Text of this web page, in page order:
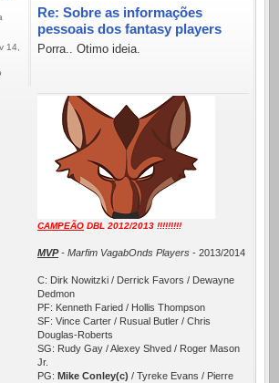
14,
Re: Sobre as informações
pessoais dos fantasy players
Porra.. Otimo ideia.
CAMPEÃO DBL 2012/2013 !!!!!!!!!
MVP- Marfim VagabOnds Players - 2013/2014
C: Dirk Nowitzki / Derrick Favors / Dewayne
Dedmon
PF: Kenneth Faried / Hollis Thompson
SF: Vince Carter / Rusual Butler / Chris
Douglas-Roberts
SG: Rudy Gay / Alexey Shved / Roger Mason
Jr.
PG: Mike Conley(c) / Tyreke Evans / Pierre